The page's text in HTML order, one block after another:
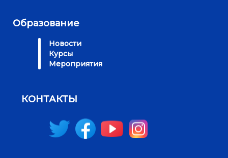
Образование
Новости
Курсы
Мероприятия
КОНТАКТЫ